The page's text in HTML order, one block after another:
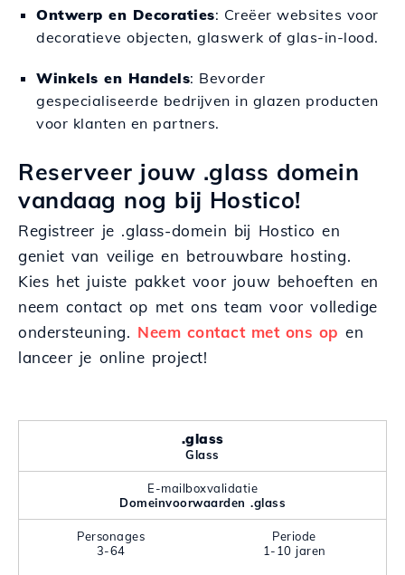
Ontwerp en Decoraties: Creëer websites voor
decoratieve objecten, glaswerk of glas-in-lood.
Winkels en Handels: Bevorder
gespecialiseerde bedrijven in glazen producten
voor klanten en partners.
Reserveer jouw .glass domein
vandaag nog bij Hostico!
Registreer je .glass-domein bij Hostico en
geniet van veilige en betrouwbare hosting.
Kies het juiste pakket voor jouw behoeften en
neem contact op met ons team voor volledige
ondersteuning. Neem contact met ons op en
lanceer je online project!
.glass
Glass
E-mailboxvalidatie
Domeinvoorwaarden .glass
Personages
3-64
Periode
1-10 jaren